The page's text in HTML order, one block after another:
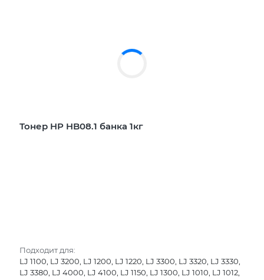
Тонер HP HB08.1 банка 1кг
Подходит для:
LJ 1100, LJ 3200, LJ 1200, LJ 1220, LJ 3300, LJ 3320, LJ 3330,
LJ 3380, LJ 4000, LJ 4100, LJ 1150, LJ 1300, LJ 1010, LJ 1012,